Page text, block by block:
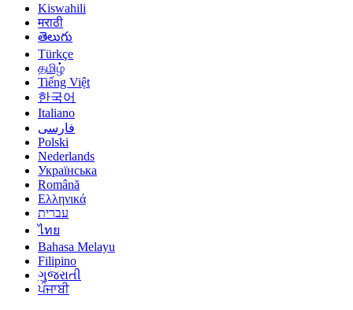
Kiswahili
मराठी
తెలుగు
Türkçe
தமிழ்
Tiếng Việt
한국어
Italiano
فارسی
Polski
Nederlands
Українська
Română
Ελληνικά
עברית
ไทย
Bahasa Melayu
Filipino
ગુજરાતી
ਪੰਜਾਬੀ